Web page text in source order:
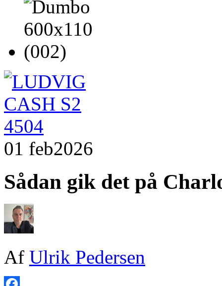
01 feb2026
Sådan gik det på
Af Ulrik Pedersen